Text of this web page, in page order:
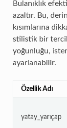
Bulanıklık
azaltır. Bu,
kısımlarına
stilistik bir
yoğunluğu,
ayarlanabilir.
Özellik Adı
yatay_yarıçap